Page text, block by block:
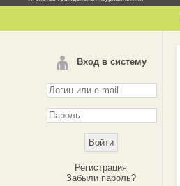
Вход в систему
Регистрация
Забыли пароль?